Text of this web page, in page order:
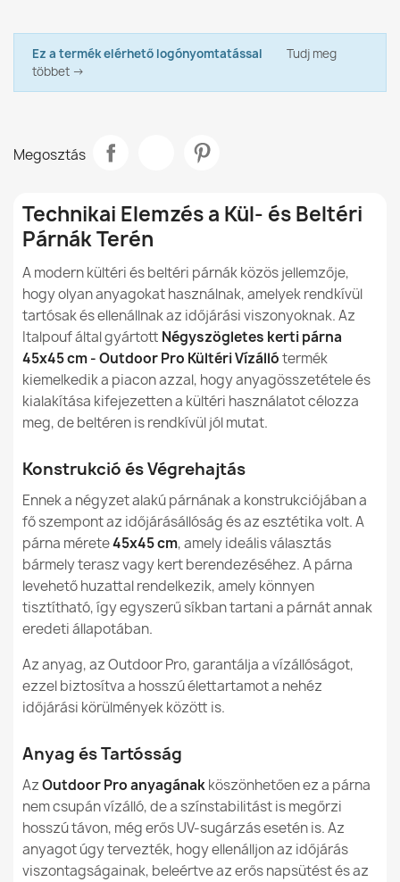
Milyen nylonból készülnek a kültéri babzsákok?
Hogyan védhető a nylon babzsák a napsütéstől?
babzsákokat?
A nylonból készült babzsákok használhatók a házon
belül és kívül is?
A nylonból készült babzsákok biztonságosak a
Kültéri Vízálló
8 990,00 Ft
Adatlap
Anyag
Méret
Rendeltetésszerű
Levehető Huzat Igen
Garancia Anyag 24 Hónap
Poduszka-Kw-Ogrodowa
Ean13 5907500841087
MPN (Gyártói Cikkszám) 559
Állapot Új
Ez a termék elérhető logónyomtatással
Tudj meg
többet →
Megosztás
Technikai Elemzés a Kül- és Beltéri
Párnák Terén
A modern kültéri és beltéri párnák közös jellemzője,
hogy olyan anyagokat használnak, amelyek rendkívül
tartósak és ellenállnak az időjárási viszonyoknak. Az
Italpouf által gyártott Négyszögletes kerti párna
45x45 cm - Outdoor Pro Kültéri Vízállótermék
kiemelkedik a piacon azzal, hogy anyagösszetétele és
kialakítása kifejezetten a kültéri használatot célozza
meg, de beltéren is rendkívül jól mutat.
Konstrukció és Végrehajtás
Ennek a négyzet alakú párnának a konstrukciójában a
fő szempont az időjárásállóság és az esztétika volt. A
párna mérete45x45 cm, amely ideális választás
bármely terasz vagy kert berendezéséhez. A párna
levehető huzattal rendelkezik, amely könnyen
tisztítható, így egyszerű síkban tartani a párnát annak
eredeti állapotában.
Az anyag, az Outdoor Pro, garantálja a vízállóságot,
ezzel biztosítva a hosszú élettartamot a nehéz
időjárási körülmények között is.
Anyag és Tartósság
AzOutdoor Pro anyagánakköszönhetően ez a párna
nem csupán vízálló, de a színstabilitást is megőrzi
hosszú távon, még erős UV-sugárzás esetén is. Az
anyagot úgy tervezték, hogy ellenálljon az időjárás
viszontagságainak, beleértve az erős napsütést és az